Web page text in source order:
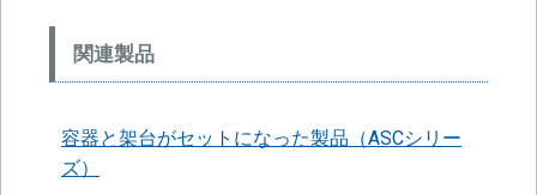
関連製品
容器と架台がセットになった製品（ASCシリー
ズ）